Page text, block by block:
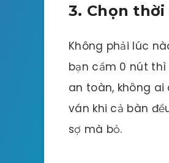
3. Chọn
Không phải lúc
bạn cầm 0 nút
an toàn, không ai
ván khi cả bàn
sợ mà bỏ.